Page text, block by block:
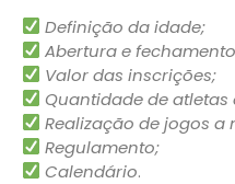
Definição da idade;
Abertura e
Valor das inscrições;
Quantidade de atletas
Realização de jogos a
Regulamento;
Calendário.